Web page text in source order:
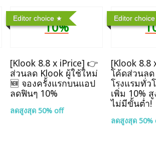
Editor choice
10%
[Klook 8.8 x iPrice] 👉
ส่วนลด Klook ผู้ใช้ใหม่
🆕 จองครั้งแรกบนแอป
ลดฟินๆ 10%
ลดสูงสุด 50% off
Editor choice
[Klook 8.8
โค้ดส่วนล
โรงแรมทั่ว
เพิ่ม 10%
ไม่มีขั้นต่ำ!
ลดสูงสุด 50%